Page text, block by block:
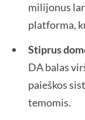
milijonus
platforma,
Stiprus
DA balas
paieškos
temomis.